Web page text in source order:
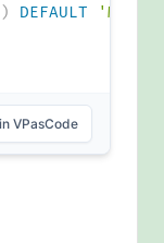
) DEFAULT
VPasCode